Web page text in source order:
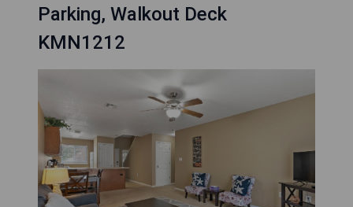
Parking, Walkout Deck
KMN1212